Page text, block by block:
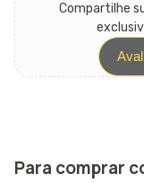
Compartilhe
Para comprar